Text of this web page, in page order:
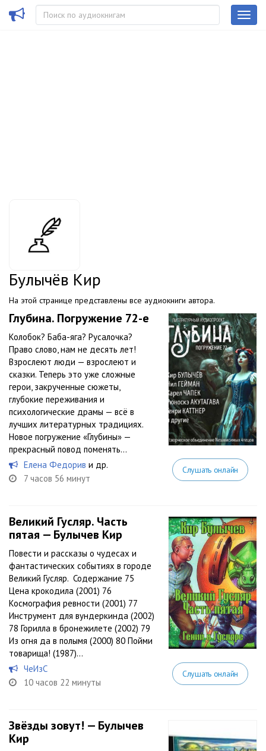
Булычёв Кир
На этой странице представлены все аудиокниги автора.
Глубина. Погружение 72-е
Колобок? Баба-яга? Русалочка?
Право слово, нам не десять лет!
Взрослеют люди — взрослеют и
сказки. Теперь это уже сложные
герои, закрученные сюжеты,
глубокие переживания и
психологические драмы — всё в
лучших литературных традициях.
Новое погружение «Глубины» —
прекрасный повод поменять...
Елена Федорив и др.
7 часов 56 минут
Слушать онлайн
Великий Гусляр. Часть
пятая — Булычев Кир
Повести и рассказы о чудесах и
фантастических событиях в городе
Великий Гусляр. Содержание 75
Цена крокодила (2001) 76
Космография ревности (2001) 77
Инструмент для вундеркинда (2002)
78 Горилла в бронежилете (2002) 79
Из огня да в полымя (2000) 80 Пойми
товарища! (1987)...
ЧеИзС
10 часов 22 минуты
Слушать онлайн
Звёзды зовут! — Булычев
Кир